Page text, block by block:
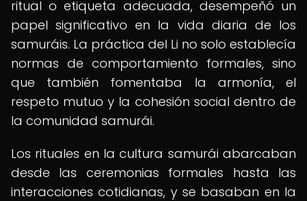
ritual o etiqueta adecuada, desempeñó un
papel significativo en la vida diaria de los
samuráis. La práctica del Li no solo establecía
normas de comportamiento formales, sino
que también fomentaba la armonía, el
respeto mutuo y la cohesión social dentro de
la comunidad samurái.
Los rituales en la cultura samurái abarcaban
desde las ceremonias formales hasta las
interacciones cotidianas, y se basaban en la